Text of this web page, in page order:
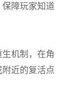
障玩家知道
机制，在角
近的复活点